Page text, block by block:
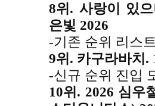
8위. 사랑이 있
은빛 2026
-기존 순위 리스
9위. 카구라바치.
-신규 순위 진입
10위. 2026 심우